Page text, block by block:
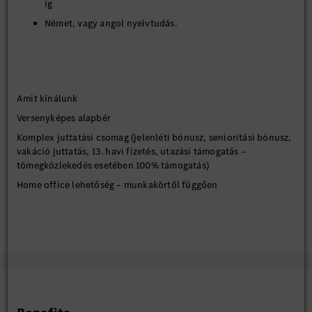
ig
Német, vagy angol nyelvtudás.
Amit kínálunk
Versenyképes alapbér
Komplex juttatási csomag (jelenléti bónusz, senioritási bónusz,
vakáció juttatás, 13. havi fizetés, utazási támogatás –
tömegközlekedés esetében 100% támogatás)
Home office lehetőség – munkakörtől függően